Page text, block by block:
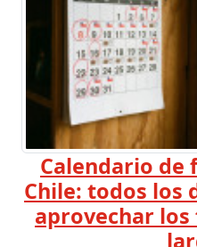
Calendario de
Chile: todos los
aprovechar los